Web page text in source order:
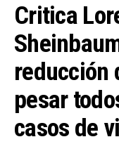
Critica
reducción
pesar
casos de